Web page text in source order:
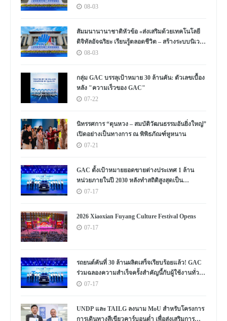
a New Ecosystem for Human Lifelong Learning"
08-03
สัมมนานานาชาติหัวข้อ «ส่งเสริมด้วยเทคโนโลยี
ดิจิทัลอัจฉริยะ เรียนรู้ตลอดชีวิต – สร้างระบบนิเวศ
ใหม่แห่งการเรียนรู้ตลอดชีวิตของมนุษย์» จัดขึ้น
08-03
กลุ่ม GAC บรรลุเป้าหมาย 30 ล้านคัน: ตัวเลขเบื้อง
หลัง "ความเร็วของ GAC"
07-22
นิทรรศการ “ตุนหวง – สมบัติวัฒนธรรมอันยิ่งใหญ่”
เปิดอย่างเป็นทางการ ณ พิพิธภัณฑ์หูหนาน
07-21
GAC ตั้งเป้าหมายยอดขายต่างประเทศ 1 ล้าน
หน่วยภายในปี 2030 หลังทำสถิติสูงสุดเป็น
ประวัติการณ์
07-17
2026 Xiaoxian Fuyang Culture Festival Opens
07-17
รถยนต์คันที่ 30 ล้านผลิตเสร็จเรียบร้อยแล้ว! GAC
ร่วมฉลองความสำเร็จครั้งสำคัญนี้กับผู้ใช้งานทั่ว
โลก07-17
UNDP และ TAILG ลงนาม MoU สำหรับโครงการ
การเดินทางสีเขียวคาร์บอนต่ำ เพื่อส่งเสริมการ